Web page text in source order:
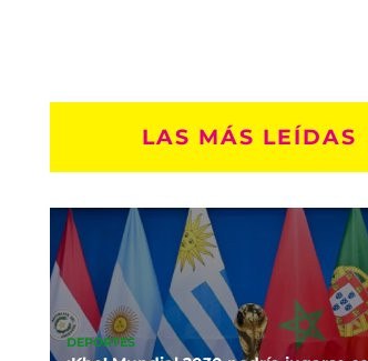
LAS MÁS LEÍDAS
DEPORTES